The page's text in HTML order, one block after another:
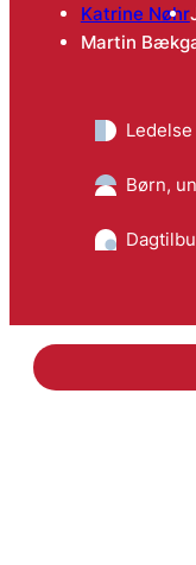
Katrine Nøhr
Martin
Børn,